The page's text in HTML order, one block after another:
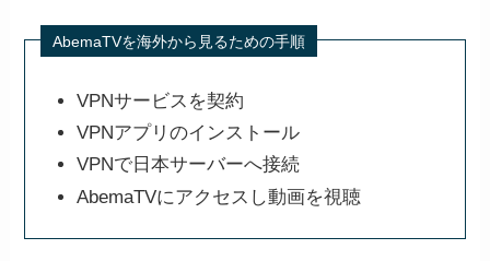
AbemaTVを海外から見るための手順
VPNサービスを契約
VPNアプリのインストール
VPNで日本サーバーへ接続
AbemaTVにアクセスし動画を視聴